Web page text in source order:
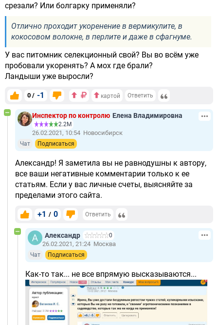
срезали? Или болгарку применяли?
Отлично проходит укоренение в вермикулите, в
кокосовом волокне, в перлите и даже в сфагнуме.
У вас питомник селекционный свой? Вы во всём уже
пробовали укоренять? А мох где брали?
Ландыши уже выросли?
0 / -1 картой Ответить
Инспектор по контролю Елена Владимировна
2.2М
26.02.2021, 10:54 Новосибирск
Чат Подписаться
Александр! Я заметила вы не равнодушны к автору,
все ваши негативные комментарии только к ее
статьям. Если у вас личные счеты, выясняйте за
пределами этого сайта.
+1 / 0 Ответить
Александр 0
26.02.2021, 21:24 Москва
Чат Подписаться
Как-то так... не все впрямую высказываются...